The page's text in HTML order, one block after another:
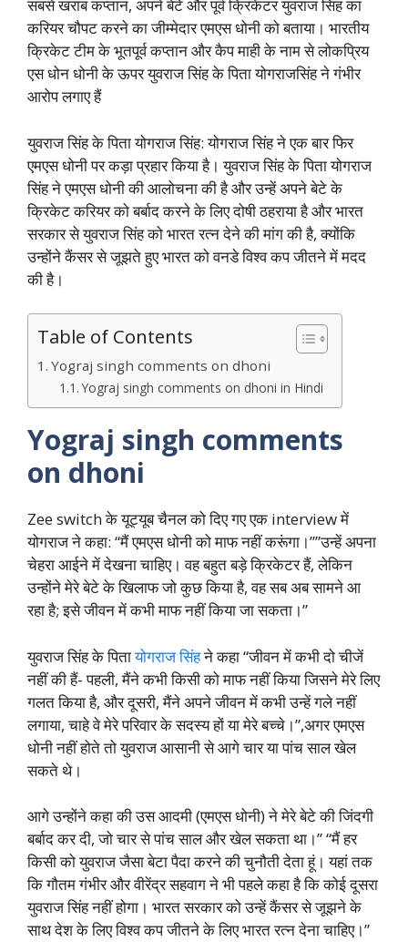
सबसे खराब कप्तान, अपने बेटे और पूर्व क्रिकेटर युवराज सिंह का
करियर चौपट करने का जीम्मेदार एमएस धोनी को बताया। भारतीय
क्रिकेट टीम के भूतपूर्व कप्तान और कैप माही के नाम से लोकप्रिय
एस धोन धोनी के ऊपर युवराज सिंह के पिता योगराजसिंह ने गंभीर
आरोप लगाए हैं
युवराज सिंह के पिता योगराज सिंह: योगराज सिंह ने एक बार फिर
एमएस धोनी पर कड़ा प्रहार किया है। युवराज सिंह के पिता योगराज
सिंह ने एमएस धोनी की आलोचना की है और उन्हें अपने बेटे के
क्रिकेट करियर को बर्बाद करने के लिए दोषी ठहराया है और भारत
सरकार से युवराज सिंह को भारत रत्न देने की मांग की है, क्योंकि
उन्होंने कैंसर से जूझते हुए भारत को वनडे विश्व कप जीतने में मदद
की है।
Table of Contents
Yograj singh comments on dhoni
Yograj singh comments on dhoni in Hindi
Yograj singh comments
on dhoni
Zee switch के यूट्यूब चैनल को दिए गए एक interview में
योगराज ने कहा: “मैं एमएस धोनी को माफ नहीं करूंगा।””उन्हें अपना
चेहरा आईने में देखना चाहिए। वह बहुत बड़े क्रिकेटर हैं, लेकिन
उन्होंने मेरे बेटे के खिलाफ जो कुछ किया है, वह सब अब सामने आ
रहा है; इसे जीवन में कभी माफ नहीं किया जा सकता।”
युवराज सिंह के पितायोगराज सिंहने कहा “जीवन में कभी दो चीजें
नहीं की हैं- पहली, मैंने कभी किसी को माफ नहीं किया जिसने मेरे लिए
गलत किया है, और दूसरी, मैंने अपने जीवन में कभी उन्हें गले नहीं
लगाया, चाहे वे मेरे परिवार के सदस्य हों या मेरे बच्चे।”,अगर एमएस
धोनी नहीं होते तो युवराज आसानी से आगे चार या पांच साल खेल
सकते थे।
आगे उन्होंने कहा की उस आदमी (एमएस धोनी) ने मेरे बेटे की जिंदगी
बर्बाद कर दी, जो चार से पांच साल और खेल सकता था।” “मैं हर
किसी को युवराज जैसा बेटा पैदा करने की चुनौती देता हूं। यहां तक
कि गौतम गंभीर और वीरेंद्र सहवाग ने भी पहले कहा है कि कोई दूसरा
युवराज सिंह नहीं होगा। भारत सरकार को उन्हें कैंसर से जूझने के
साथ देश के लिए विश्व कप जीतने के लिए भारत रत्न देना चाहिए।”